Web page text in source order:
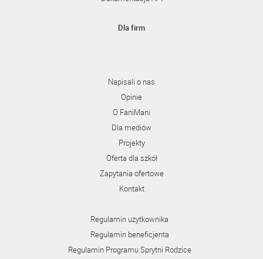
Dla firm
Napisali o nas
Opinie
O FaniMani
Dla mediów
Projekty
Oferta dla szkół
Zapytania ofertowe
Kontakt
Regulamin użytkownika
Regulamin beneficjenta
Regulamin Programu Sprytni Rodzice